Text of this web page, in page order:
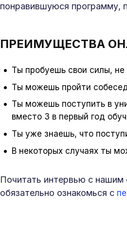
понравившуюся программу,
ПРЕИМУЩЕСТВА
Ты пробуешь свои силы, не
Ты можешь пройти
Ты можешь поступить в
вместо 3 в первый год
Ты уже знаешь, что
В некоторых случаях ты
Почитать интервью с нашим
обязательно ознакомься с